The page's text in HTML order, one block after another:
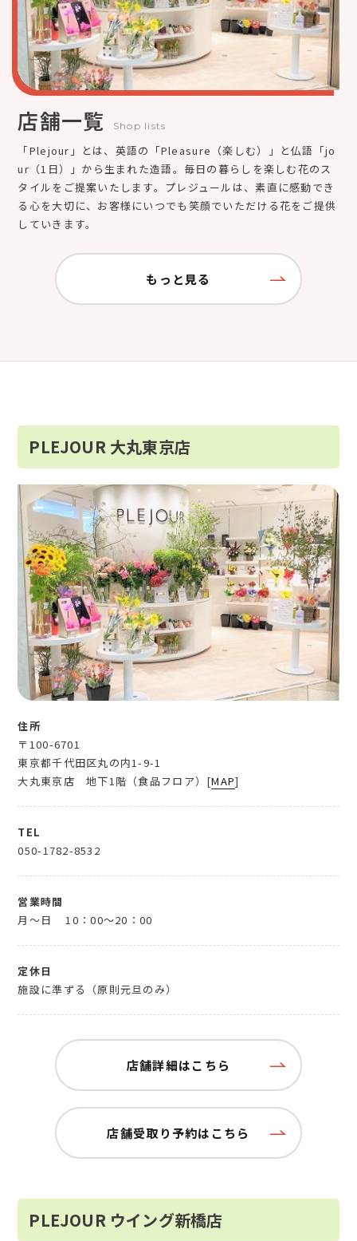
店舗一覧 Shop lists
「Plejour」とは、英語の「Pleasure（楽しむ）」と仏語「jo
ur（1日）」から生まれた造語。毎日の暮らしを楽しむ花のス
タイルをご提案いたします。プレジュールは、素直に感動でき
る心を大切に、お客様にいつでも笑顔でいただける花をご提供
していきます。
もっと見る
PLEJOUR 大丸東京店
住所
〒100-6701
東京都千代田区丸の内1-9-1
大丸東京店 地下1階（食品フロア）[MAP]
TEL
050-1782-8532
営業時間
月～日
10：00～20：00
定休日
施設に準ずる（原則元旦のみ）
店舗詳細はこちら
店舗受取り予約はこちら
PLEJOUR ウイング新橋店